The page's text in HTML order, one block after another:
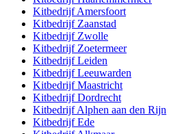
KitbedrijfAmersfoort
Kitbedrijf Zaanstad
Kitbedrijf Zwolle
Kitbedrijf Zoetermeer
KitbedrijfLeiden
KitbedrijfLeeuwarden
KitbedrijfMaastricht
KitbedrijfDordrecht
KitbedrijfAlphen aan den Rijn
KitbedrijfEde